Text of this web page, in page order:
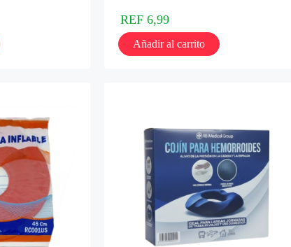
REF 6,99
Añadir al carrito